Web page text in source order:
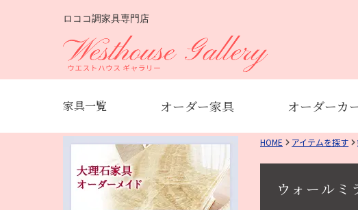
ロココ調家具専門店
家具一覧 オーダー家具 オーダーカ
HOME アイテムを探す
ウォール